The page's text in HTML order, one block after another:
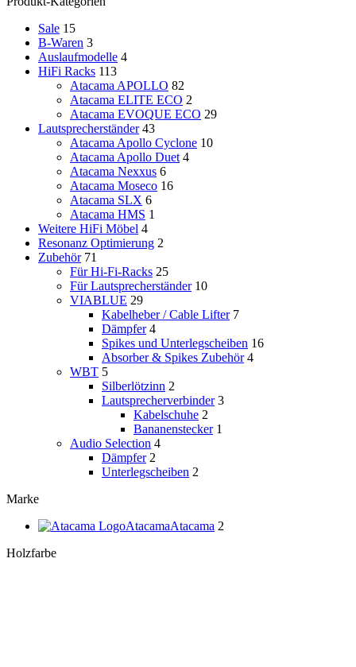
Sale 15
B-Waren 3
Auslaufmodelle 4
HiFi Racks 113
Atacama APOLLO 82
Atacama ELITE ECO 2
Atacama EVOQUE ECO 29
Lautsprecherständer 43
Atacama Apollo Cyclone 10
Atacama Apollo Duet 4
Atacama Nexxus 6
Atacama Moseco 16
Atacama SLX 6
Atacama HMS 1
Weitere HiFi Möbel 4
Resonanz Optimierung 2
Zubehör 71
Für Hi-Fi-Racks 25
Für Lautsprecherständer 10
VIABLUE 29
Kabelheber / Cable Lifter 7
Dämpfer 4
Spikes und Unterlegscheiben 16
Absorber & Spikes Zubehör 4
WBT 5
Silberlötzinn 2
Lautsprecherverbinder 3
Kabelschuhe 2
Bananenstecker 1
Audio Selection 4
Dämpfer 2
Unterlegscheiben 2
Marke
AtacamaAtacama 2
Holzfarbe